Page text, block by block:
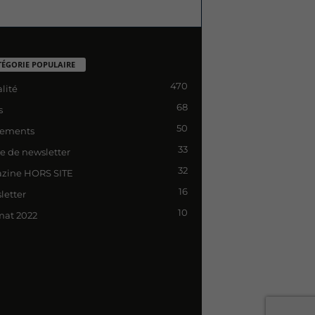
POPULAIRE
470
68
50
de newsletter 33
HORS SITE 32
16
2022 10